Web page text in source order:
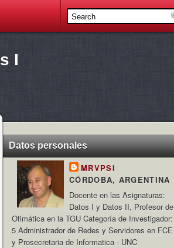
I
Datos personales
MRVPSI
CÓRDOBA, ARGENTINA
Docente en las Asignaturas:
Datos I y Datos II, Profesor de
Ofimática en la TGU Categoría de Investigador:
5 Administrador de Redes y Servidores en FCE
y Prosecretaria de Informatica - UNC